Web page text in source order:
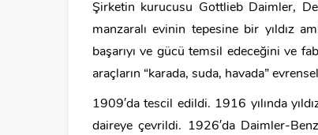
Şirketin kurucusu Gottlieb Daimler,
manzaralı evinin tepesine bir yıldız
başarıyı ve gücü temsil edeceğini ve
araçların “karada, suda, havada”
1909′da tescil edildi. 1916 yılında
daireye çevrildi. 1926′da Daimler-